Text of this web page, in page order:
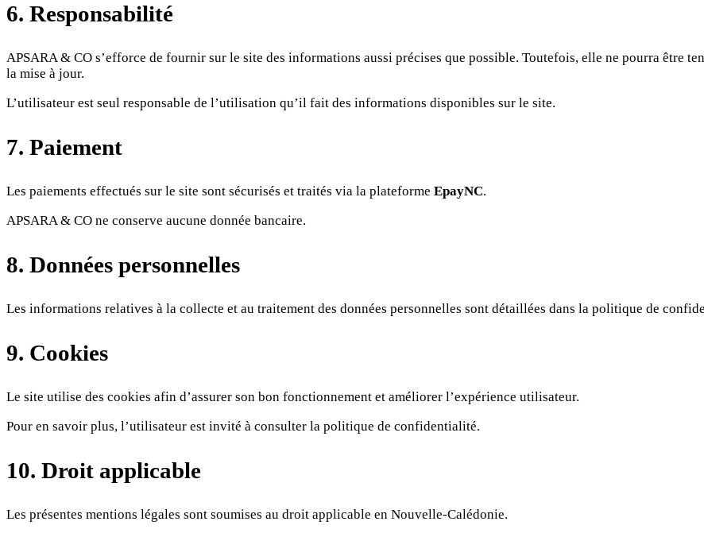
6. Responsabilité
APSARA & CO s’efforce de fournir sur le site des informations aussi précises que possible. Toutefois, elle ne pourra être
la mise à jour.
L’utilisateur est seul responsable de l’utilisation qu’il fait des informations disponibles sur le site.
7. Paiement
Les paiements effectués sur le site sont sécurisés et traités via la plateforme EpayNC.
APSARA & CO ne conserve aucune donnée bancaire.
8. Données personnelles
Les informations relatives à la collecte et au traitement des données personnelles sont détaillées dans la politique de
9. Cookies
Le site utilise des cookies afin d’assurer son bon fonctionnement et améliorer l’expérience utilisateur.
Pour en savoir plus, l’utilisateur est invité à consulter la politique de confidentialité.
10. Droit applicable
Les présentes mentions légales sont soumises au droit applicable en Nouvelle-Calédonie.